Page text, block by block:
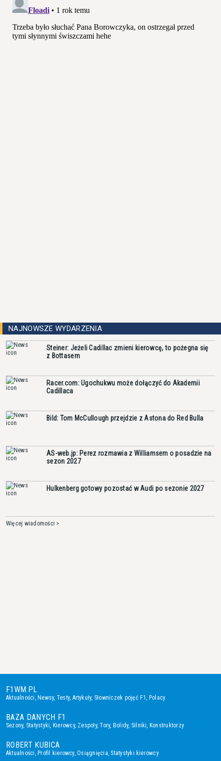
NAJNOWSZE WYDARZENIA
Steiner: Jeżeli Cadillac zmieni kierowcę, to pożegna się
z Bottasem
Racer.com: Ugochukwu może dołączyć do Akademii
Cadillaca
Bild: Tom McCullough przejdzie z Astona do Red Bulla
AS-web.jp: Perez rozmawia z Williamsem o posadzie na
sezon 2027
Hulkenberg gotowy pozostać w Audi po sezonie 2027
Więcej wiadomości >
F1WM.PL
Aktualności, Newsy, Testy, Artykuły, Słowniczek pojęć F1, Polacy
BAZA DANYCH F1
Sezony, Statystyki, Kierowcy, Zespoły,Tory, Bolidy, Silniki, Konstruktorzy
ROBERT KUBICA
Aktualności, Profil kierowcy,Osiągnięcia, Statystyki kierowcy